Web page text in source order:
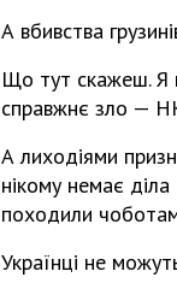
А вбивства
Що тут скажеш. Я
справжнє зло —
А лиходіями
нікому немає
походили
Українці не